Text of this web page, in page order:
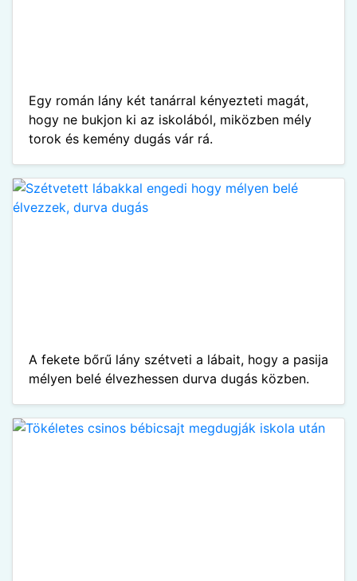
Egy román lány két tanárral kényezteti magát,
hogy ne bukjon ki az iskolából, miközben mély
torok és kemény dugás vár rá.
A fekete bőrű lány szétveti a lábait, hogy a pasija
mélyen belé élvezhessen durva dugás közben.